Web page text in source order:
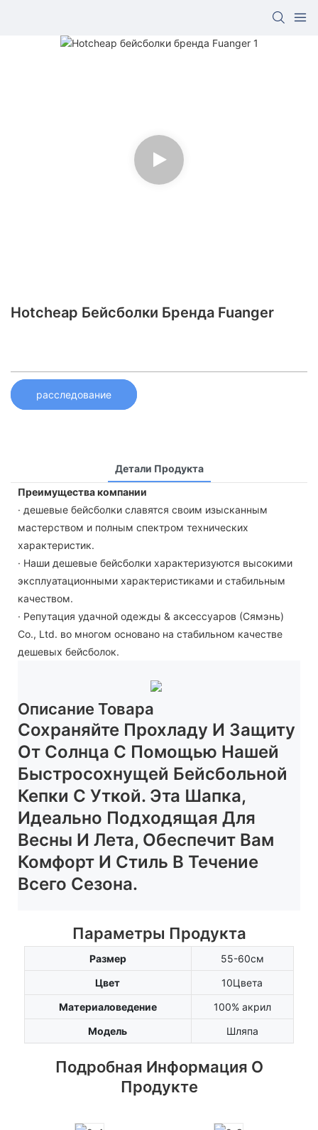
Hotcheap Бейсболки Бренда Fuanger
расследование
Детали Продукта
Преимущества компании
· дешевые бейсболки славятся своим изысканным
мастерством и полным спектром технических
характеристик.
· Наши дешевые бейсболки характеризуются высокими
эксплуатационными характеристиками и стабильным
качеством.
· Репутация удачной одежды & аксессуаров (Сямэнь)
Co., Ltd. во многом основано на стабильном качестве
дешевых бейсболок.
Описание Товара
Сохраняйте Прохладу И Защиту
От Солнца С Помощью Нашей
Быстросохнущей Бейсбольной
Кепки С Уткой. Эта Шапка,
Идеально Подходящая Для
Весны И Лета, Обеспечит Вам
Комфорт И Стиль В Течение
Всего Сезона.
Параметры Продукта
Размер
55-60см
Цвет
10Цвета
Материаловедение
100% акрил
Модель
Шляпа
Подробная Информация О
Продукте